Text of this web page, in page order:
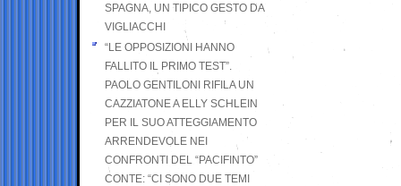
SPAGNA, UN TIPICO GESTO DA
VIGLIACCHI
“LE OPPOSIZIONI HANNO
FALLITO IL PRIMO TEST”.
PAOLO GENTILONI RIFILA UN
CAZZIATONE A ELLY SCHLEIN
PER IL SUO ATTEGGIAMENTO
ARRENDEVOLE NEI
CONFRONTI DEL “PACIFINTO”
CONTE: “CI SONO DUE TEMI